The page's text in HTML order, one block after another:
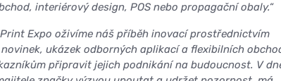
interiérový design, POS nebo propagační obaly.“
Print Expo oživíme náš příběh inovací prostřednictvím
ukázek odborných aplikací a flexibilních
připravit jejich podnikání na budoucnost. V